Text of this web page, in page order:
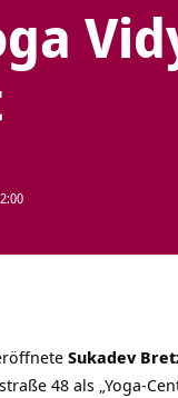
Sukadev
48 als „Yoga-